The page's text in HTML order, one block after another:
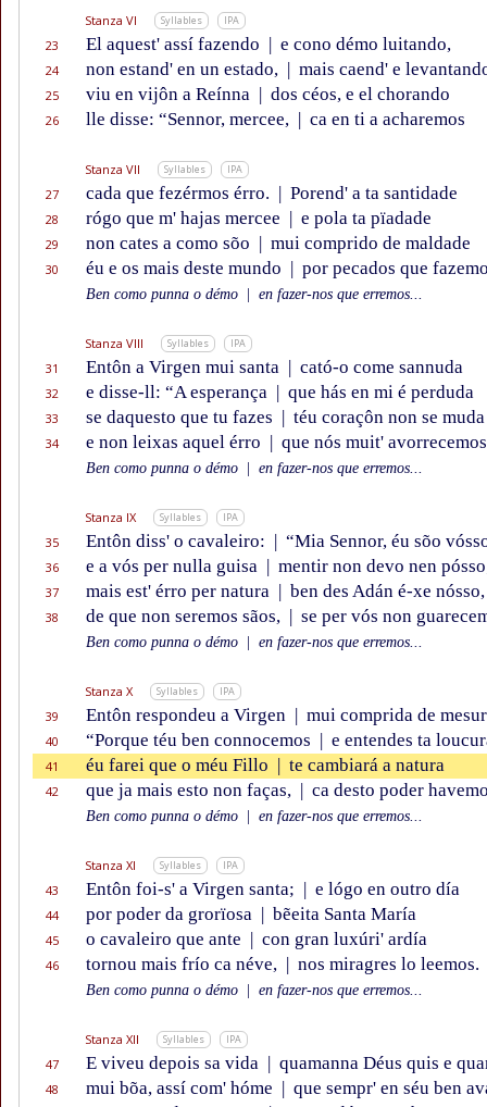
Stanza VI Syllables IPA
23 El aquest' assí fazendo | e cono démo luitando,
24 non estand' en un estado, | mais caend' e
25 viu en vijôn a Reínna | dos céos, e el chorando
26 lle disse: “Sennor, mercee, | ca en ti a acharemos
Stanza VII Syllables IPA
27 cada que fezérmos érro. | Porend' a ta santidade
28 rógo que m' hajas mercee | e pola ta pïadade
29 non cates a como sõo | mui comprido de maldade
30 éu e os mais deste mundo | por pecados que
Ben como punna o démo en fazer-nos que erremos...
Stanza VIII Syllables IPA
31 Entôn a Virgen mui santa | cató-o come sannuda
32 e disse-ll: “A esperança | que hás en mi é perduda
33 se daquesto que tu fazes | téu coraçôn non se muda
34 e non leixas aquel érro | que nós muit'
Ben como punna o démo en fazer-nos que erremos...
Stanza IX Syllables IPA
35 Entôn diss' o cavaleiro: | “Mia Sennor, éu sõo
36 e a vós per nulla guisa | mentir non devo nen
37 mais est' érro per natura | ben des Adán é-xe nósso,
38 de que non seremos sãos, | se per vós non
Ben como punna o démo en fazer-nos que erremos...
Stanza X Syllables IPA
39 Entôn respondeu a Virgen | mui comprida de
40 “Porque téu ben connocemos | e entendes ta
41 éu farei que o méu Fillo | te cambiará a natura
42 que ja mais esto non faças, | ca desto poder
Ben como punna o démo en fazer-nos que erremos...
Stanza XI Syllables IPA
43 Entôn foi-s' a Virgen santa; | e lógo en outro día
44 por poder da grorïosa | bẽeita Santa María
45 o cavaleiro que ante | con gran luxúri' ardía
46 tornou mais frío ca néve, | nos miragres lo leemos.
Ben como punna o démo en fazer-nos que erremos...
Stanza XII Syllables IPA
47 E viveu depois sa vida | quamanna Déus quis e
48 mui bõa, assí com' hóme | que sempr' en séu ben